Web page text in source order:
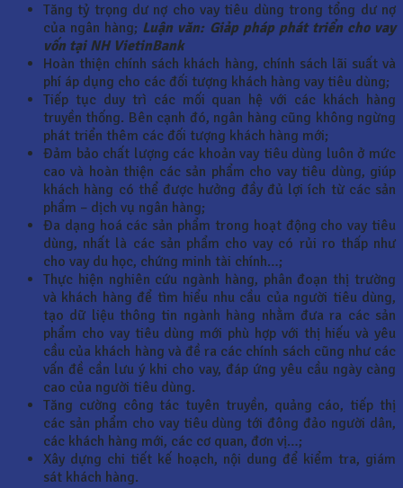
Tăng tỷ trọng dư nợ cho vay tiêu dùng trong tổng dư nợ
của ngân hàng; Luận văn: Giảp pháp phát triển cho vay
vốn tại NH VietinBank
Hoàn thiện chính sách khách hàng, chính sách lãi suất và
phí áp dụng cho các đối tượng khách hàng vay tiêu dùng;
Tiếp tục duy trì các mối quan hệ với các khách hàng
truyền thống. Bên cạnh đó, ngân hàng cũng không ngừng
phát triển thêm các đối tượng khách hàng mới;
Đảm bảo chất lượng các khoản vay tiêu dùng luôn ở mức
cao và hoàn thiện các sản phẩm cho vay tiêu dùng, giúp
khách hàng có thể được hưởng đầy đủ lợi ích từ các sản
phẩm – dịch vụ ngân hàng;
Đa dạng hoá các sản phẩm trong hoạt động cho vay tiêu
dùng, nhất là các sản phẩm cho vay có rủi ro thấp như
cho vay du học, chứng minh tài chính…;
Thực hiện nghiên cứu ngành hàng, phân đoạn thị trường
và khách hàng để tìm hiểu nhu cầu của người tiêu dùng,
tạo dữ liệu thông tin ngành hàng nhằm đưa ra các sản
phẩm cho vay tiêu dùng mới phù hợp với thị hiếu và yêu
cầu của khách hàng và đề ra các chính sách cũng như các
vấn đề cần lưu ý khi cho vay, đáp ứng yêu cầu ngày càng
cao của người tiêu dùng.
Tăng cường công tác tuyên truyền, quảng cáo, tiếp thị
các sản phẩm cho vay tiêu dùng tới đông đảo người dân,
các khách hàng mới, các cơ quan, đơn vị…;
Xây dựng chi tiết kế hoạch, nội dung để kiểm tra, giám
sát khách hàng.